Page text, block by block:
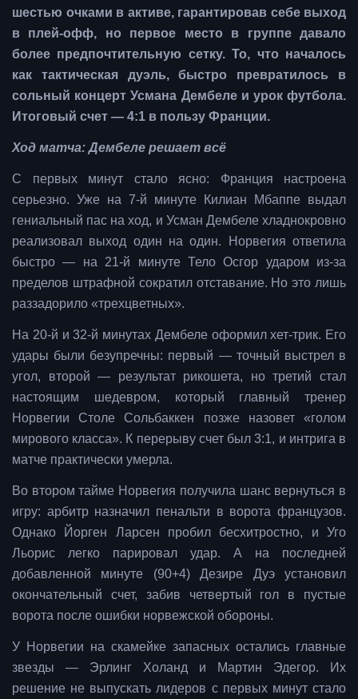
шестью очками в активе, гарантировав себе выход
в плей-офф, но первое место в группе давало
более предпочтительную сетку. То, что началось
как тактическая дуэль, быстро превратилось в
сольный концерт Усмана Дембеле и урок футбола.
Итоговый счет — 4:1 в пользу Франции.
Ход матча: Дембеле решает всё
С первых минут стало ясно: Франция настроена
серьезно. Уже на 7-й минуте Килиан Мбаппе выдал
гениальный пас на ход, и Усман Дембеле хладнокровно
реализовал выход один на один. Норвегия ответила
быстро — на 21-й минуте Тело Осгор ударом из-за
пределов штрафной сократил отставание. Но это лишь
раззадорило «трехцветных».
На 20-й и 32-й минутах Дембеле оформил хет-трик. Его
удары были безупречны: первый — точный выстрел в
угол, второй — результат рикошета, но третий стал
настоящим шедевром, который главный тренер
Норвегии Столе Сольбаккен позже назовет «голом
мирового класса». К перерыву счет был 3:1, и интрига в
матче практически умерла.
Во втором тайме Норвегия получила шанс вернуться в
игру: арбитр назначил пенальти в ворота французов.
Однако Йорген Ларсен пробил бесхитростно, и Уго
Льорис легко парировал удар. А на последней
добавленной минуте (90+4) Дезире Дуэ установил
окончательный счет, забив четвертый гол в пустые
ворота после ошибки норвежской обороны.
У Норвегии на скамейке запасных остались главные
звезды — Эрлинг Холанд и Мартин Эдегор. Их
решение не выпускать лидеров с первых минут стало